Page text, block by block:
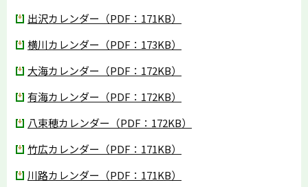
出沢カレンダー（PDF：171KB）
横川カレンダー（PDF：173KB）
大海カレンダー（PDF：172KB）
有海カレンダー（PDF：172KB）
八束穂カレンダー（PDF：172KB）
竹広カレンダー（PDF：171KB）
川路カレンダー（PDF：171KB）